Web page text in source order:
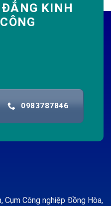
ĐẲNG KINH
0983787846
Cụm Công nghiệp Đồng Hòa,